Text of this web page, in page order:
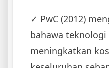
✓ ‌PwC (2012)
bahawa teknologi
meningkatkan